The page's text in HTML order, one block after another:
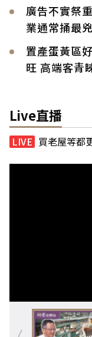
廣告不實祭
業通常捅最兇
置產蛋黃區
旺 高端客青
Live直播
買老屋等都